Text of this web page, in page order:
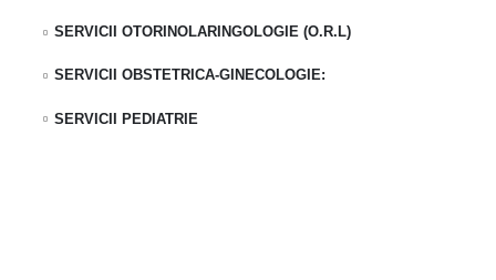
SERVICII OTORINOLARINGOLOGIE (O.R.L)
SERVICII OBSTETRICA-GINECOLOGIE:
SERVICII PEDIATRIE